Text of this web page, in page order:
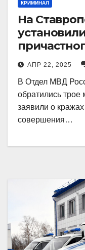
КРИМИНАЛ
На
имущества
Пятигорске
АПР 22, 2025
В Отдел МВД
обратились трое
заявили о
совершения…